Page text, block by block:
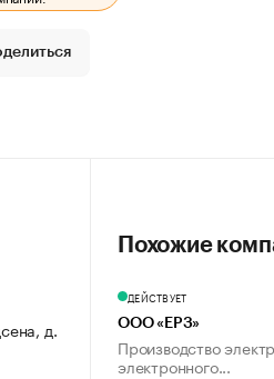
д.
Похожие
ДЕЙСТВУЕТ
ООО «ЕРЗ»
Производство
электронного...